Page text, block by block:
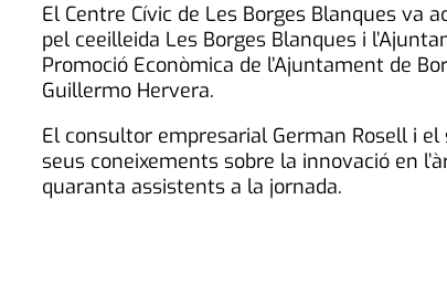
El Centre Cívic de Les Borges Blanques va
pel ceeilleida Les Borges Blanques i
Promoció Econòmica de l’Ajuntament de
Guillermo Hervera.
El consultor empresarial German Rosell i el
seus coneixements sobre la innovació en
quaranta assistents a la jornada.